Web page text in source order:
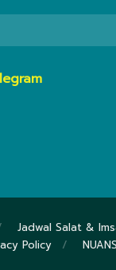
Jadwal Salat &
Policy